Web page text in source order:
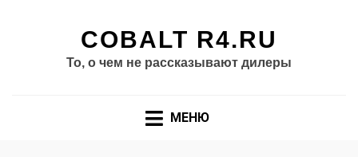
COBALT R4.RU
То, о чем не рассказывают дилеры
МЕНЮ